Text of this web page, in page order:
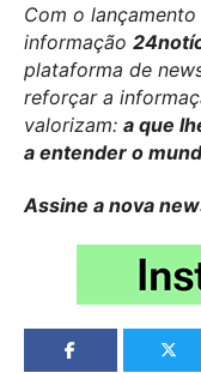
Com o
informação
plataforma de
reforçar a
valorizam: a que
a entender o
Assine a nova